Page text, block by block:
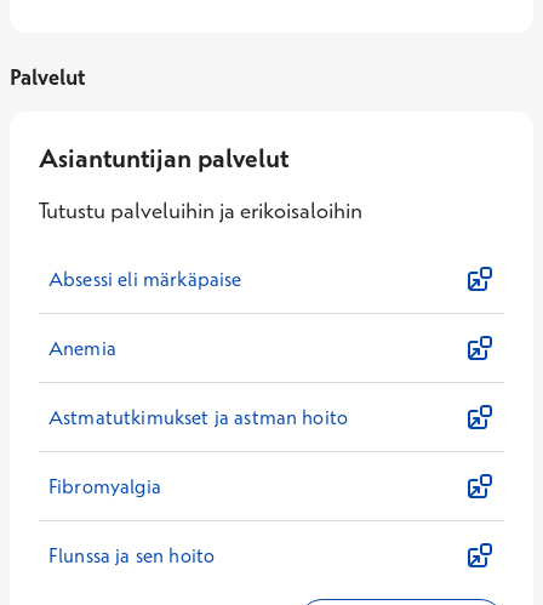
Palvelut
Asiantuntijan palvelut
Tutustu palveluihin ja erikoisaloihin
Absessi eli märkäpaise
Anemia
Astmatutkimukset ja astman hoito
Fibromyalgia
Flunssa ja sen hoito